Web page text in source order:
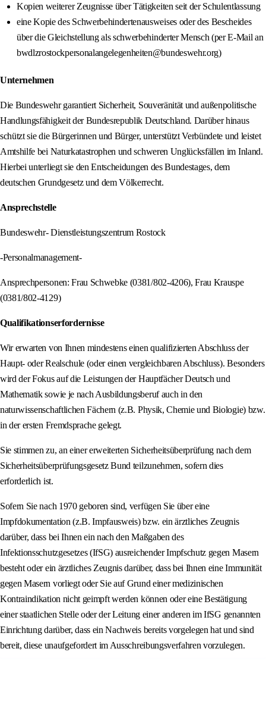
Kopien weiterer Zeugnisse über Tätigkeiten seit der Schulentlassung
eine Kopie des Schwerbehindertenausweises oder des Bescheides
über die Gleichstellung als schwerbehinderter Mensch (per E-Mail an
bwdlzrostockpersonalangelegenheiten@bundeswehr.org)
Unternehmen
Die Bundeswehr garantiert Sicherheit, Souveränität und außenpolitische
Handlungsfähigkeit der Bundesrepublik Deutschland. Darüber hinaus
schützt sie die Bürgerinnen und Bürger, unterstützt Verbündete und leistet
Amtshilfe bei Naturkatastrophen und schweren Unglücksfällen im Inland.
Hierbei unterliegt sie den Entscheidungen des Bundestages, dem
deutschen Grundgesetz und dem Völkerrecht.
Ansprechstelle
Bundeswehr- Dienstleistungszentrum Rostock
-Personalmanagement-
Ansprechpersonen: Frau Schwebke (0381/802-4206), Frau Krauspe
(0381/802-4129)
Qualifikationserfordernisse
Wir erwarten von Ihnen mindestens einen qualifizierten Abschluss der
Haupt- oder Realschule (oder einen vergleichbaren Abschluss). Besonders
wird der Fokus auf die Leistungen der Hauptfächer Deutsch und
Mathematik sowie je nach Ausbildungsberuf auch in den
naturwissenschaftlichen Fächern (z.B. Physik, Chemie und Biologie) bzw.
in der ersten Fremdsprache gelegt.
Sie stimmen zu, an einer erweiterten Sicherheitsüberprüfung nach dem
Sicherheitsüberprüfungsgesetz Bund teilzunehmen, sofern dies
erforderlich ist.
Sofern Sie nach 1970 geboren sind, verfügen Sie über eine
Impfdokumentation (z.B. Impfausweis) bzw. ein ärztliches Zeugnis
darüber, dass bei Ihnen ein nach den Maßgaben des
Infektionsschutzgesetzes (IfSG) ausreichender Impfschutz gegen Masern
besteht oder ein ärztliches Zeugnis darüber, dass bei Ihnen eine Immunität
gegen Masern vorliegt oder Sie auf Grund einer medizinischen
Kontraindikation nicht geimpft werden können oder eine Bestätigung
einer staatlichen Stelle oder der Leitung einer anderen im IfSG genannten
Einrichtung darüber, dass ein Nachweis bereits vorgelegen hat und sind
bereit, diese unaufgefordert im Ausschreibungsverfahren vorzulegen.